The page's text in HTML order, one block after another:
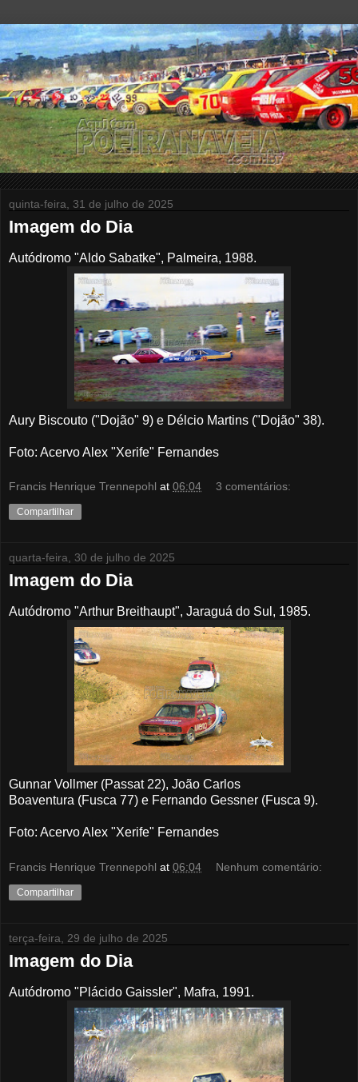
quinta-feira, 31 de julho de 2025
Imagem do Dia
Autódromo "Aldo Sabatke", Palmeira, 1988.
Aury Biscouto ("Dojão" 9) e Délcio Martins ("Dojão" 38).
Foto: Acervo Alex "Xerife" Fernandes
Francis Henrique Trennepohl at 06:04 3 comentários:
Compartilhar
quarta-feira, 30 de julho de 2025
Imagem do Dia
Autódromo "Arthur Breithaupt", Jaraguá do Sul, 1985.
Gunnar Vollmer (Passat 22), João Carlos
Boaventura (Fusca 77) e Fernando Gessner (Fusca 9).
Foto: Acervo Alex "Xerife" Fernandes
Francis Henrique Trennepohl at 06:04 Nenhum comentário:
Compartilhar
terça-feira, 29 de julho de 2025
Imagem do Dia
Autódromo "Plácido Gaissler", Mafra, 1991.